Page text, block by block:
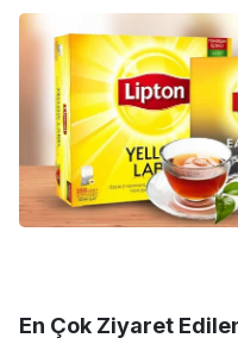
En Çok Ziyaret